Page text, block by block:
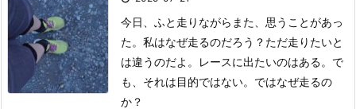
今日、ふと走りながらまた、思うことがあっ
た。 私はなぜ走るのだろう？ ただ走りたいと
は違うのだよ。
レースに出たいのはある。 で
も、それは目的ではない。 ではなぜ走るの
か？